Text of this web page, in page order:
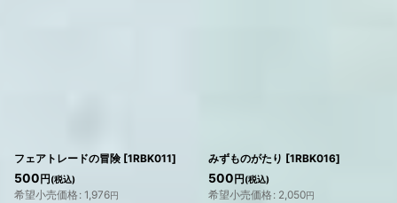
フェアトレードの冒険 [1RBK011]
500円(税込)
希望小売価格 : 1,976円
みずものがたり [1RBK016]
500円(税込)
希望小売価格 : 2,050円